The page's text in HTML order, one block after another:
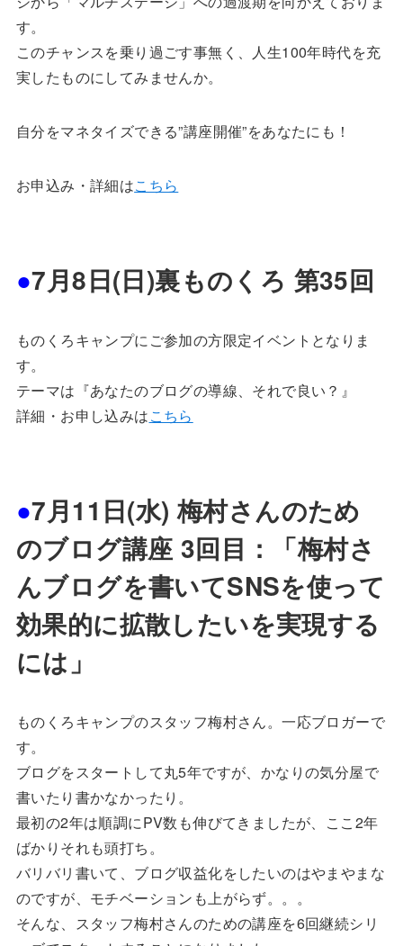
す。
このチャンスを乗り過ごす事無く、人生100年時代を充
実したものにしてみませんか。
自分をマネタイズできる”講座開催”をあなたにも！
お申込み・詳細はこちら
●7月8日(日)裏ものくろ 第35回
ものくろキャンプにご参加の方限定イベントとなりま
す。
テーマは『あなたのブログの導線、それで良い？』
詳細・お申し込みはこちら
●7月11日(水) 梅村さんのため
のブログ講座 3回目：「梅村さ
んブログを書いてSNSを使って
効果的に拡散したいを実現する
には」
ものくろキャンプのスタッフ梅村さん。一応ブロガーで
す。
ブログをスタートして丸5年ですが、かなりの気分屋で
書いたり書かなかったり。
最初の2年は順調にPV数も伸びてきましたが、ここ2年
ばかりそれも頭打ち。
バリバリ書いて、ブログ収益化をしたいのはやまやまな
のですが、モチベーションも上がらず。。。
そんな、スタッフ梅村さんのための講座を6回継続シリ